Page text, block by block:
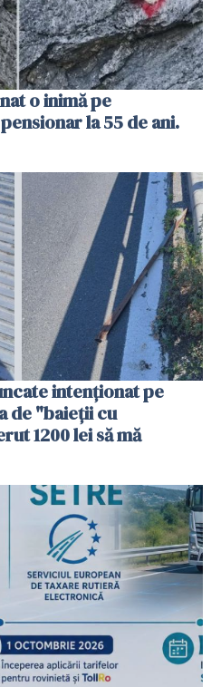
o inimă pe
la 55 de ani.
intenționat pe
de "baieții cu
1200 lei să mă